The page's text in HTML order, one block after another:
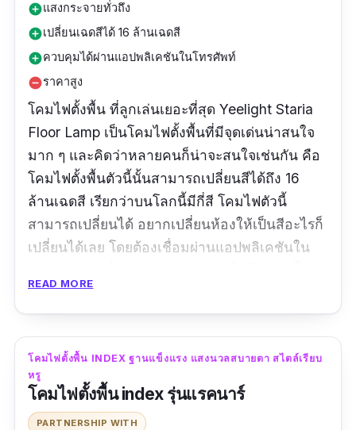
add_circleแสงกระจายทั่วถึง
add_circleเปลี่ยนเฉดสีได้ 16 ล้านเฉดสี
add_circleควบคุมได้ผ่านแอปพลิเคชันในโทรศัพท์
remove_circleราคาสูง
โคมไฟตั้งพื้น ที่ลูกเล่นเยอะที่สุด Yeelight Staria
Floor Lamp เป็นโคมไฟตั้งพื้นที่มีจุดเด่นน่าสนใจ
มาก ๆ และคิดว่าหลายคนก็น่าจะสนใจเช่นกัน คือ
โคมไฟตั้งพื้นตัวนี้นั้นสามารถเปลี่ยนสีได้ถึง 16
ล้านเฉดสี เรียกว่าบนโลกนี้มีกี่สี โคมไฟตัวนี้
สามารถเปลี่ยนได้ อยากเปลี่ยนห้องให้เป็นสีอะไรก็
เปลี่ยนได้เลย โดยต้องเชื่อมผ่านแอปพลิเคชันใน
พื้นที่ล้ำและทันสมัยสุด ๆ และใส่ใจถึงความสบาย
ของผู้ใช้อีกด้วย จะใช้อ่านหนังสือหรือพักผ่อนก็
สบายตาแน่นอน
ข้อมูลเฉพาะ
ขนาด :24.65 X 162.5 ซม.
READ MORE
โคมไฟตั้งพื้น INDEX ฐานแข็งแรง แสงนวลสบายตา สไตล์เรียบ
หรู
โคมไฟตั้งพื้น index รุ่นแรคนาร์
PARTNERSHIP WITH